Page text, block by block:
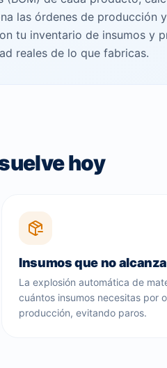
las órdenes de producción
tu inventario de insumos y
reales de lo que fabricas.
hoy
Insumos que no
La explosión automática de
cuántos insumos necesitas por
producción, evitando paros.